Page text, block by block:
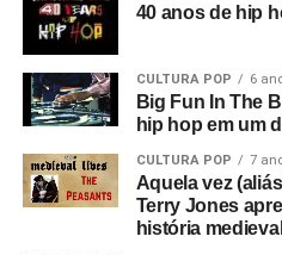
a edição de 2026
Ingresso: em breve
40 anos de hip
CULTURA POP 6
Big Fun In The
hip hop em um
CULTURA POP 7
Aquela vez
Terry Jones
história medieval